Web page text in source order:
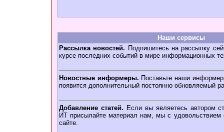
Наши сервисы
Рассылка новостей. Подпишитесь на рассылку
курсе последних событий в мире информационных
Новостные информеры. Поставьте наши
появится дополнительный постоянно обновляемый
Добавление статей. Если вы являетесь автором
ИТ присылайте материал нам, мы с удовольствием
сайте.